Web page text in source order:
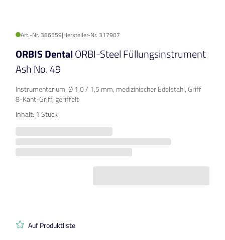
Art.-Nr. 386559|Hersteller-Nr. 317907
ORBIS DentalORBI-Steel Füllungsinstrument
Ash No. 49
Instrumentarium, Ø 1,0 / 1,5 mm, medizinischer Edelstahl, Griff
8-Kant-Griff, geriffelt
Inhalt: 1 Stück
Auf Produktliste